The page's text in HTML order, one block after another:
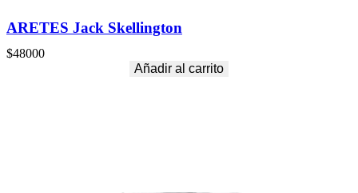
ARETES Jack Skellington
$48000
Añadir al carrito